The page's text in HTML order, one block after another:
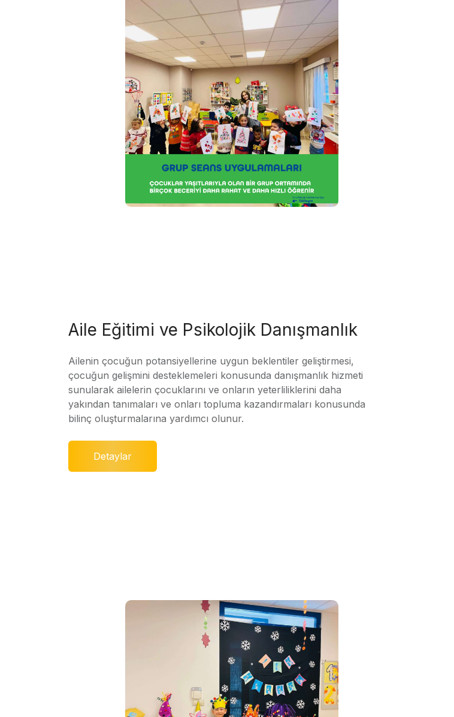
Aile Eğitimi ve Psikolojik Danışmanlık
Ailenin çocuğun potansiyellerine uygun beklentiler geliştirmesi,
çocuğun gelişmini desteklemeleri konusunda danışmanlık hizmeti
sunularak ailelerin çocuklarını ve onların yeterliliklerini daha
yakından tanımaları ve onları topluma kazandırmaları konusunda
bilinç oluşturmalarına yardımcı olunur.
Detaylar